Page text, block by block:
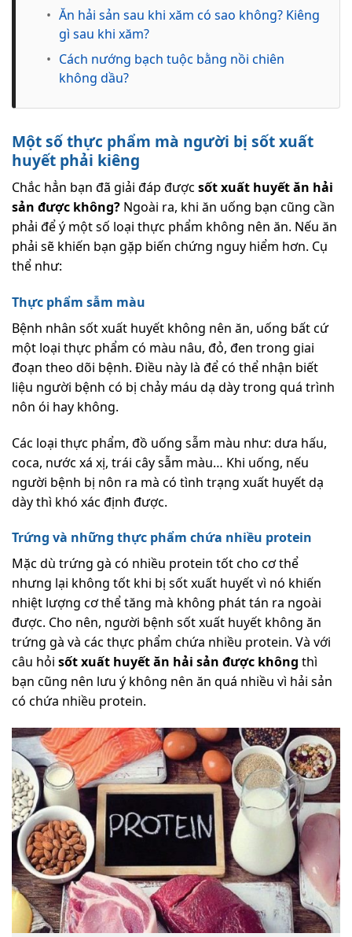
• Ăn hải sản sau khi xăm có sao không? Kiêng
gì sau khi xăm?
• Cách nướng bạch tuộc bằng nồi chiên
không dầu?
Một số thực phẩm mà người bị sốt xuất
huyết phải kiêng
Chắc hẳn bạn đã giải đáp được sốt xuất huyết ăn hải
sản được không? Ngoài ra, khi ăn uống bạn cũng cần
phải để ý một số loại thực phẩm không nên ăn. Nếu ăn
phải sẽ khiến bạn gặp biến chứng nguy hiểm hơn. Cụ
thể như:
Thực phẩm sẫm màu
Bệnh nhân sốt xuất huyết không nên ăn, uống bất cứ
một loại thực phẩm có màu nâu, đỏ, đen trong giai
đoạn theo dõi bệnh. Điều này là để có thể nhận biết
liệu người bệnh có bị chảy máu dạ dày trong quá trình
nôn ói hay không.
Các loại thực phẩm, đồ uống sẫm màu như: dưa hấu,
coca, nước xá xị, trái cây sẫm màu… Khi uống, nếu
người bệnh bị nôn ra mà có tình trạng xuất huyết dạ
dày thì khó xác định được.
Trứng và những thực phẩm chứa nhiều protein
Mặc dù trứng gà có nhiều protein tốt cho cơ thể
nhưng lại không tốt khi bị sốt xuất huyết vì nó khiến
nhiệt lượng cơ thể tăng mà không phát tán ra ngoài
được. Cho nên, người bệnh sốt xuất huyết không ăn
trứng gà và các thực phẩm chứa nhiều protein. Và với
câu hỏi sốt xuất huyết ăn hải sản được không thì
bạn cũng nên lưu ý không nên ăn quá nhiều vì hải sản
có chứa nhiều protein.